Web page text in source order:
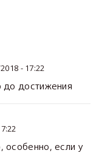
- 17:22
до достижения
особенно, если у